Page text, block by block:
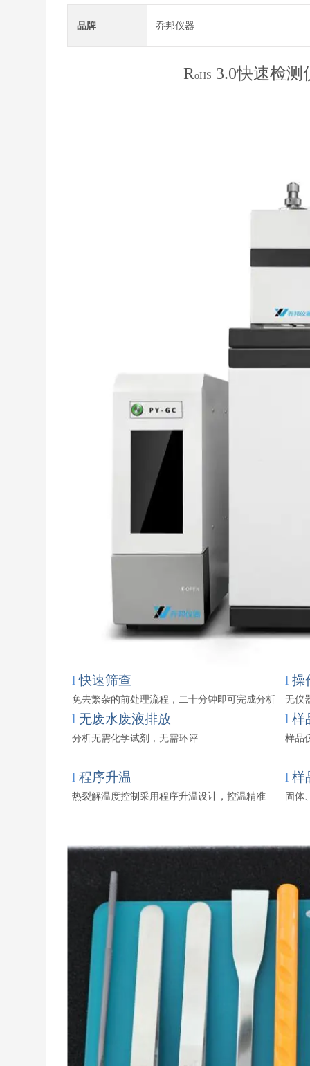
品牌 乔邦仪器
RoHS 3.0快速检测
l快速筛查 l操
免去繁杂的前处理流程，二十分钟即可完成分析 无仪
l 无废水废液排放 l样
分析无需化学试剂，无需环评 样品
l程序升温 l样
热裂解温度控制采用程序升温设计，控温精准 固体